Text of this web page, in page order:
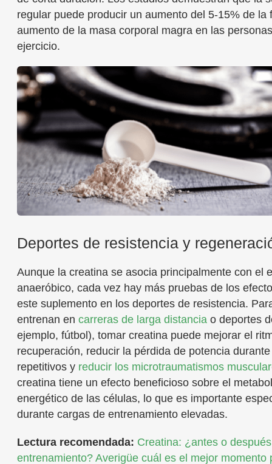
regular puede producir un aumento del 5-15% de la
aumento de la masa corporal magra en las
ejercicio.
Deportes de resistencia y
Aunque la creatina se asocia principalmente con el
anaeróbico, cada vez hay más pruebas de los
este suplemento en los deportes de resistencia.
entrenan en carreras de larga distancia o deportes
ejemplo, fútbol), tomar creatina puede mejorar el
recuperación, reducir la pérdida de potencia
repetitivos y reducir los microtraumatismos
creatina tiene un efecto beneficioso sobre el
energético de las células, lo que es importante
durante cargas de entrenamiento elevadas.
Lectura recomendada: Creatina: ¿antes o
entrenamiento? Averigüe cuál es el mejor momento